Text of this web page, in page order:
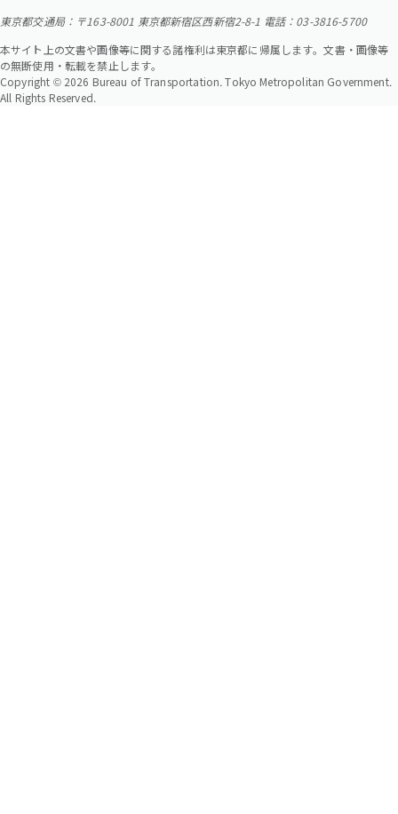
東京都交通局：〒163-8001 東京都新宿区西新宿2-8-1 電話：03-3816-5700
本サイト上の文書や画像等に関する諸権利は東京都に帰属します。文書・画像等
の無断使用・転載を禁止します。
Copyright © 2026 Bureau of Transportation. Tokyo Metropolitan Government.
All Rights Reserved.